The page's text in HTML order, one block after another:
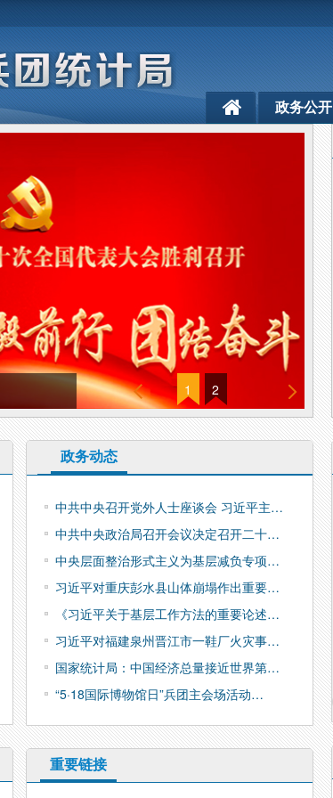
政务公开
1 2
政务动态
中共中央召开党外人士座谈会 习近平主…
中共中央政治局召开会议决定召开二十…
中央层面整治形式主义为基层减负专项…
习近平对重庆彭水县山体崩塌作出重要…
《习近平关于基层工作方法的重要论述…
习近平对福建泉州晋江市一鞋厂火灾事…
国家统计局：中国经济总量接近世界第…
“5·18国际博物馆日”兵团主会场活动…
重要链接
兵团统计局副局长 陈
淑清
职务： 副局长
简介：陈淑清，女，汉族，硕士研究生学历，经
济学硕士，兵团统计局副局长（援疆）。 分工：
分管政策法规研究...